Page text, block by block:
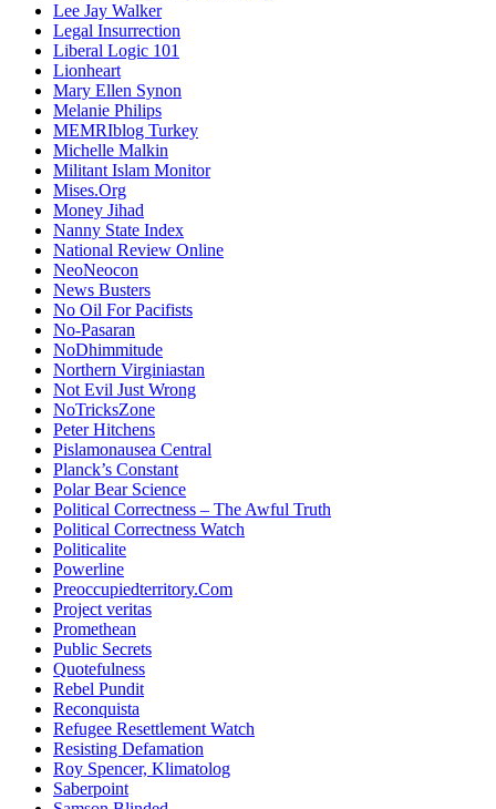
Lee Jay Walker
Legal Insurrection
Liberal Logic 101
Lionheart
Mary Ellen Synon
Melanie Philips
MEMRIblog Turkey
Michelle Malkin
Militant Islam Monitor
Mises.Org
Money Jihad
Nanny State Index
National Review Online
NeoNeocon
News Busters
No Oil For Pacifists
No-Pasaran
NoDhimmitude
Northern Virginiastan
Not Evil Just Wrong
NoTricksZone
Peter Hitchens
Pislamonausea Central
Planck’s Constant
Polar Bear Science
Political Correctness – The Awful Truth
Political Correctness Watch
Politicalite
Powerline
Preoccupiedterritory.Com
Project veritas
Promethean
Public Secrets
Quotefulness
Rebel Pundit
Reconquista
Refugee Resettlement Watch
Resisting Defamation
Roy Spencer, Klimatolog
Saberpoint